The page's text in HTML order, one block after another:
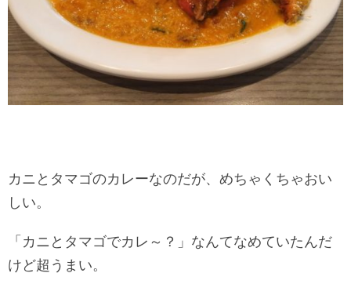
カニとタマゴのカレーなのだが、めちゃくちゃおい
しい。
「カニとタマゴでカレ～？」なんてなめていたんだ
けど超うまい。